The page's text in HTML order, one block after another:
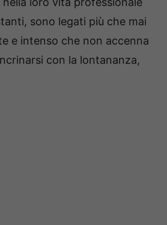
sono legati più che mai
e intenso che non accenna
con la lontananza,